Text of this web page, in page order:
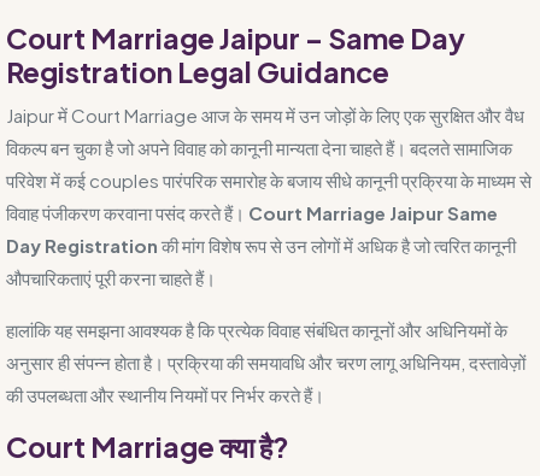
Court Marriage Jaipur – Same Day
Registration Legal Guidance
Jaipur में Court Marriage आज के समय में उन जोड़ों के लिए एक सुरक्षित और वैध
विकल्प बन चुका है जो अपने विवाह को कानूनी मान्यता देना चाहते हैं। बदलते सामाजिक
परिवेश में कई couples पारंपरिक समारोह के बजाय सीधे कानूनी प्रक्रिया के माध्यम से
विवाह पंजीकरण करवाना पसंद करते हैं। Court Marriage Jaipur Same
Day Registration की मांग विशेष रूप से उन लोगों में अधिक है जो त्वरित कानूनी
औपचारिकताएं पूरी करना चाहते हैं।
हालांकि यह समझना आवश्यक है कि प्रत्येक विवाह संबंधित कानूनों और अधिनियमों के
अनुसार ही संपन्न होता है। प्रक्रिया की समयावधि और चरण लागू अधिनियम, दस्तावेज़ों
की उपलब्धता और स्थानीय नियमों पर निर्भर करते हैं।
Court Marriage क्या है?